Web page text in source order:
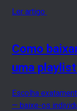
Ler artigo
Como
uma
Escolha
— baixe-os